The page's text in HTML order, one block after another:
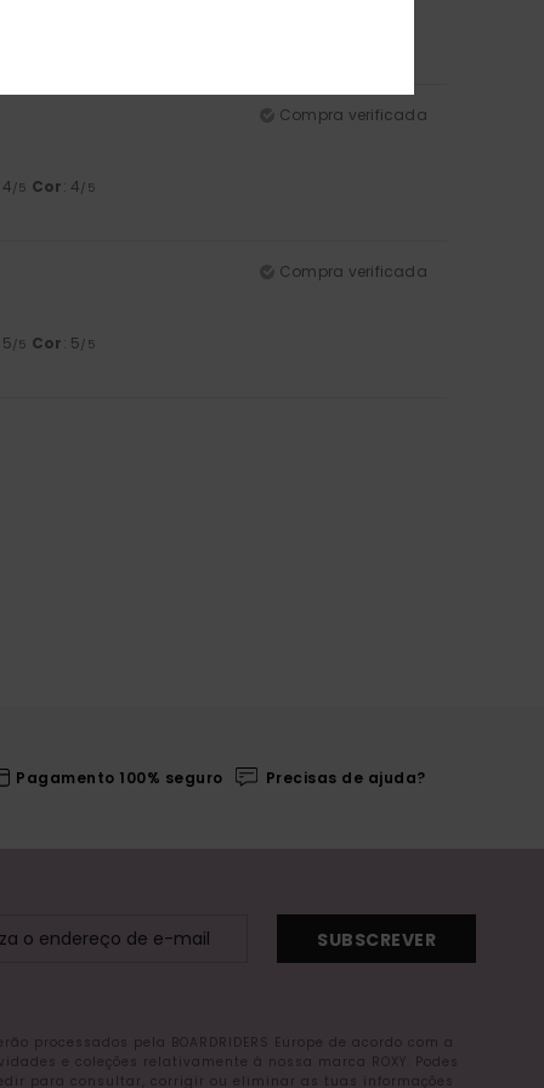
Compra verificada
/5 Cor: 4/5
Compra verificada
/5 Cor: 5/5
Pagamento 100% seguro Precisas de ajuda?
SUBSCREVER
pela BOARDRIDERS Europe de acordo com a
e coleções relativamente à nossa marca ROXY. Podes
para consultar, corrigir ou eliminar as tuas informações